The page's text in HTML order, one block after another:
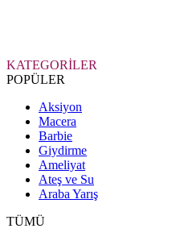
KATEGORİLER
POPÜLER
Aksiyon
Macera
Barbie
Giydirme
Ameliyat
Ateş ve Su
Araba Yarış
TÜMÜ